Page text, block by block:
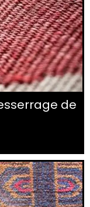
de